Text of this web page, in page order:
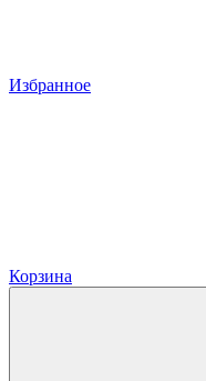
Избранное
Корзина